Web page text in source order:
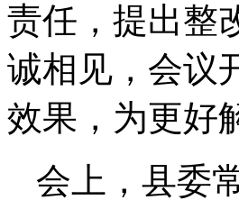
责任，提出整
诚相见，会议
效果，为更好
会上，县委